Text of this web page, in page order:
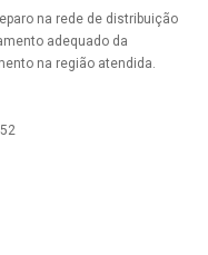
na rede de distribuição
adequado da
na região atendida.